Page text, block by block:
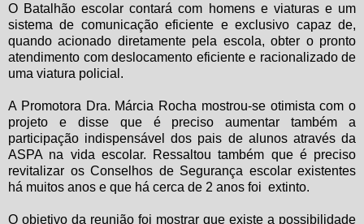
O Batalhão escolar contará com homens e viaturas e um
sistema de comunicação eficiente e exclusivo capaz de,
quando acionado diretamente pela escola, obter o pronto
atendimento com deslocamento eficiente e racionalizado de
uma viatura policial.
A Promotora Dra. Márcia Rocha mostrou-se otimista com o
projeto e disse que é preciso aumentar também a
participação indispensável dos pais de alunos através da
ASPA na vida escolar. Ressaltou também que é preciso
revitalizar os Conselhos de Segurança escolar existentes
há muitos anos e que há cerca de 2 anos foi extinto.
O objetivo da reunião foi mostrar que existe a possibilidade